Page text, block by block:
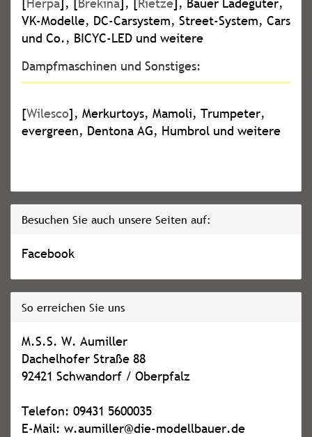
VK-Modelle, DC-Carsystem, Street-System, Cars
und Co., BICYC-LED und weitere
Dampfmaschinen und Sonstiges:
[Wilesco], Merkurtoys, Mamoli, Trumpeter,
evergreen, Dentona AG, Humbrol und weitere
Besuchen Sie auch unsere Seiten auf:
Facebook
So erreichen Sie uns
M.S.S. W. Aumiller
Dachelhofer Straße 88
92421 Schwandorf / Oberpfalz
Telefon: 09431 5600035
E-Mail: w.aumiller@die-modellbauer.de